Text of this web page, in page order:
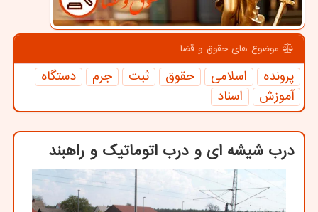
موضوع های حقوق و قضا
پرونده اسلامی حقوق ثبت جرم
دستگاه
آموزش
اسناد
درب شیشه ای و درب اتوماتیك و راهبند